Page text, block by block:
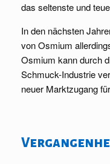
das seltenste und
In den nächsten
von Osmium
Osmium kann durch
Schmuck-Industrie
neuer Marktzugang